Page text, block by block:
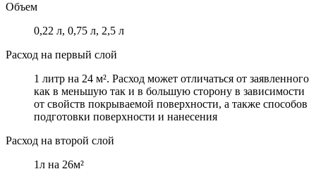
Объем
0,22 л, 0,75 л, 2,5 л
Расход на первый слой
1 литр на 24 м². Расход может отличаться от заявленного
как в меньшую так и в большую сторону в зависимости
от свойств покрываемой поверхности, а также способов
подготовки поверхности и нанесения
Расход на второй слой
1л на 26м²